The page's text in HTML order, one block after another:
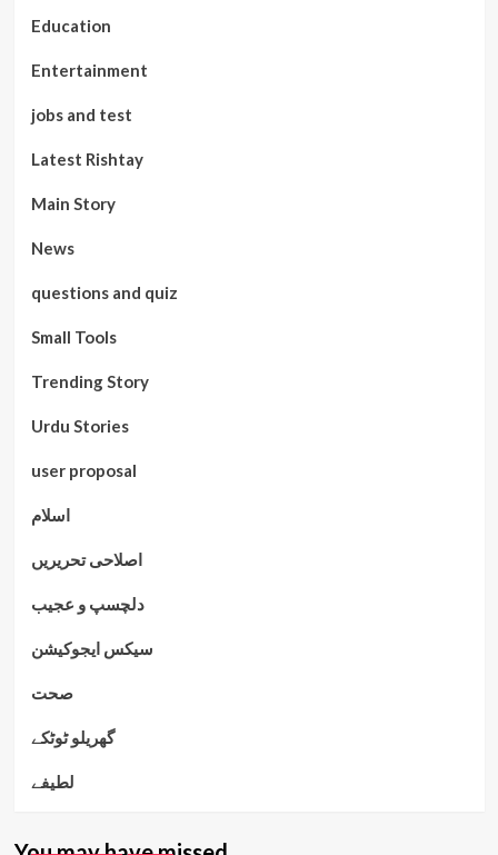
Education
Entertainment
jobs and test
Latest Rishtay
Main Story
News
questions and quiz
Small Tools
Trending Story
Urdu Stories
user proposal
اسلام
اصلاحی تحریریں
دلچسپ و عجیب
سیکس ایجوکیشن
صحت
گھریلو ٹوٹکے
لطیفے